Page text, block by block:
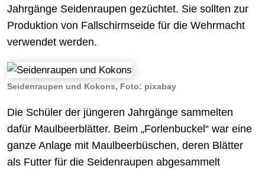
Jahrgänge Seidenraupen gezüchtet. Sie sollten zur
Produktion von Fallschirmseide für die Wehrmacht
verwendet werden.
Seidenraupen und Kokons, Foto: pixabay
Die Schüler der jüngeren Jahrgänge sammelten
dafür Maulbeerblätter. Beim „Forlenbuckel“ war eine
ganze Anlage mit Maulbeerbüschen, deren Blätter
als Futter für die Seidenraupen abgesammelt